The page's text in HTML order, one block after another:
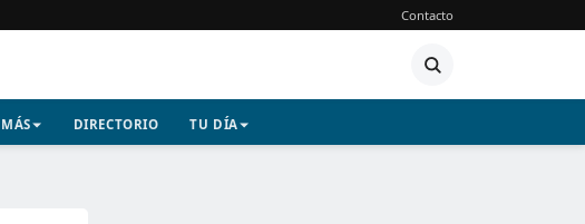
Contacto
MÁS DIRECTORIO TU DÍA